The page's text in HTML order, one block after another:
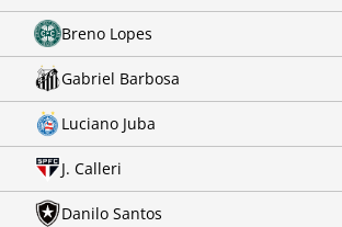
Breno Lopes
Gabriel Barbosa
Luciano Juba
J. Calleri
Danilo Santos